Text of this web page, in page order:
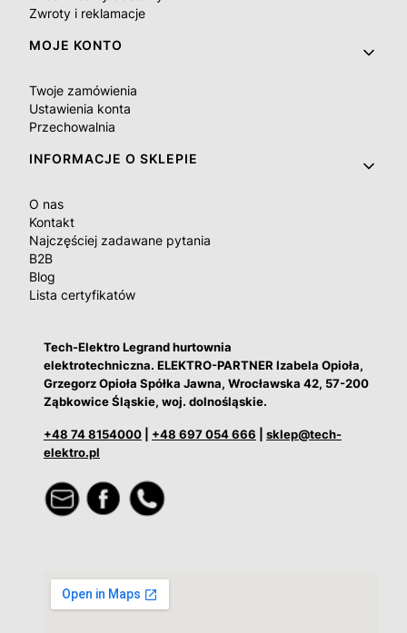
Zwroty i reklamacje
MOJE KONTO
Twoje zamówienia
Ustawienia konta
Przechowalnia
INFORMACJE O SKLEPIE
O nas
Kontakt
Najczęściej zadawane pytania
B2B
Blog
Lista certyfikatów
Tech-Elektro Legrand hurtownia
elektrotechniczna. ELEKTRO-PARTNER Izabela Opioła,
Grzegorz Opioła Spółka Jawna, Wrocławska 42, 57-200
Ząbkowice Śląskie, woj. dolnośląskie.
+48 74 8154000 +48 697 054 666
sklep@tech-
elektro.pl